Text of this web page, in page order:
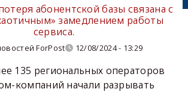
абонентской базы связана с
замедлением работы
сервиса.
ForPost 12/08/2024 - 13:29
135 региональных операторов
компаний начали разрывать